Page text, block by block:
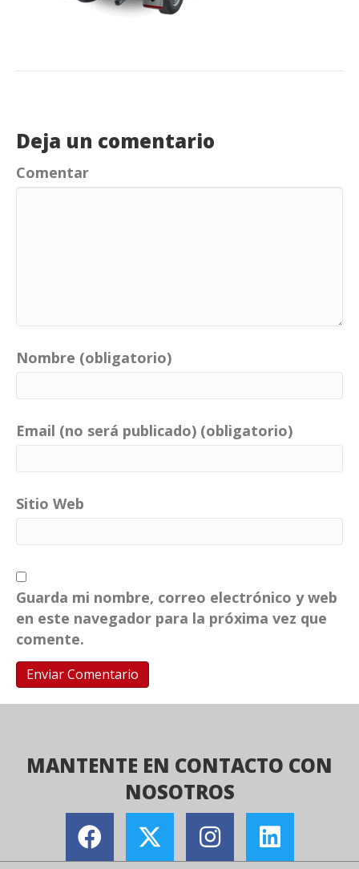
Deja un comentario
Comentar
Nombre (obligatorio)
Email (no será publicado) (obligatorio)
Sitio Web
Guarda mi nombre, correo electrónico y web
en este navegador para la próxima vez que
comente.
MANTENTE EN CONTACTO CON
NOSOTROS